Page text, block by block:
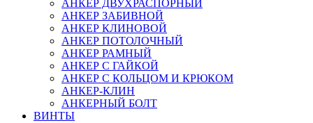
АНКЕР ДВУХРАСПОРНЫЙ
АНКЕР ЗАБИВНОЙ
АНКЕР КЛИНОВОЙ
АНКЕР ПОТОЛОЧНЫЙ
АНКЕР РАМНЫЙ
АНКЕР С ГАЙКОЙ
АНКЕР С КОЛЬЦОМ И КРЮКОМ
АНКЕР-КЛИН
АНКЕРНЫЙ БОЛТ
ВИНТЫ